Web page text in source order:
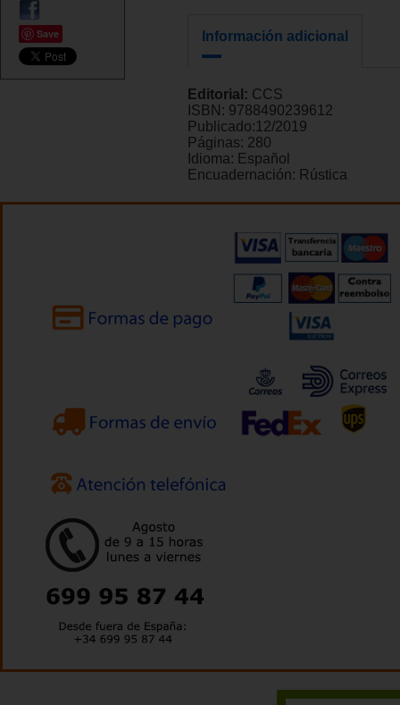
Save Información adicional
Editorial: CCS
ISBN: 9788490239612
Publicado:12/2019
Páginas: 280
Idioma: Español
Encuadernación: Rústica